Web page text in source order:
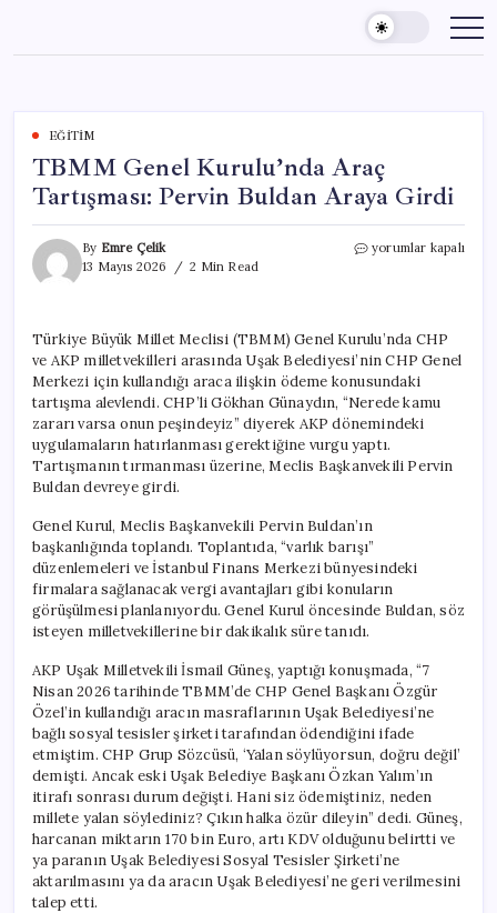
content
EĞITIM
TBMM Genel Kurulu’nda Araç
Tartışması: Pervin Buldan Araya Girdi
By Emre Çelik
13 Mayıs 2026
2 Min Read
TBMM
Pervin
Buldan
Araya
Girdi
için
yorumlar kapalı
Türkiye Büyük Millet Meclisi (TBMM) Genel Kurulu’nda CHP
ve AKP milletvekilleri arasında Uşak Belediyesi’nin CHP Genel
Merkezi için kullandığı araca ilişkin ödeme konusundaki
tartışma alevlendi. CHP’li Gökhan Günaydın, “Nerede kamu
zararı varsa onun peşindeyiz” diyerek AKP dönemindeki
uygulamaların hatırlanması gerektiğine vurgu yaptı.
Tartışmanın tırmanması üzerine, Meclis Başkanvekili Pervin
Buldan devreye girdi.
Genel Kurul, Meclis Başkanvekili Pervin Buldan’ın
başkanlığında toplandı. Toplantıda, “varlık barışı”
düzenlemeleri ve İstanbul Finans Merkezi bünyesindeki
firmalara sağlanacak vergi avantajları gibi konuların
görüşülmesi planlanıyordu. Genel Kurul öncesinde Buldan, söz
isteyen milletvekillerine bir dakikalık süre tanıdı.
AKP Uşak Milletvekili İsmail Güneş, yaptığı konuşmada, “7
Nisan 2026 tarihinde TBMM’de CHP Genel Başkanı Özgür
Özel’in kullandığı aracın masraflarının Uşak Belediyesi’ne
bağlı sosyal tesisler şirketi tarafından ödendiğini ifade
etmiştim. CHP Grup Sözcüsü, ‘Yalan söylüyorsun, doğru değil’
demişti. Ancak eski Uşak Belediye Başkanı Özkan Yalım’ın
itirafı sonrası durum değişti. Hani siz ödemiştiniz, neden
millete yalan söylediniz? Çıkın halka özür dileyin” dedi. Güneş,
harcanan miktarın 170 bin Euro, artı KDV olduğunu belirtti ve
ya paranın Uşak Belediyesi Sosyal Tesisler Şirketi’ne
aktarılmasını ya da aracın Uşak Belediyesi’ne geri verilmesini
talep etti.